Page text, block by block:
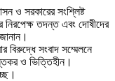
ও সরকারের সংশ্লিষ্ট
নিরপেক্ষ তদন্ত এবং দোষীদের
বিরুদ্ধে সংবাদ সম্মেলনে
ও ভিত্তিহীন।